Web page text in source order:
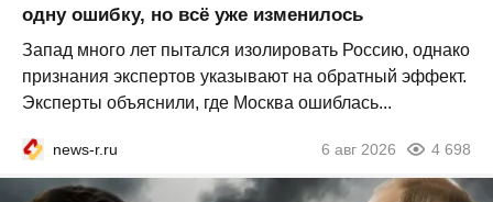
одну ошибку, но всё уже изменилось
Запад много лет пытался изолировать Россию, однако
признания экспертов указывают на обратный эффект.
Эксперты объяснили, где Москва ошиблась...
news-r.ru 6 авг 2026 4 698